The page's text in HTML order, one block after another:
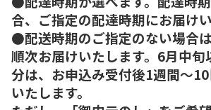
合、ご指定の配達時期にお届けい
●配送時期のご指定のない場合
順次お届けいたします。6月中旬
分は、お申込み受付後1週間～
いたします。